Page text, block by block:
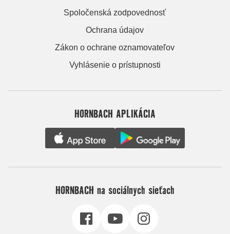
Spoločenská zodpovednosť
Ochrana údajov
Zákon o ochrane oznamovateľov
Vyhlásenie o prístupnosti
HORNBACH APLIKÁCIA
HORNBACH na sociálnych sieťach